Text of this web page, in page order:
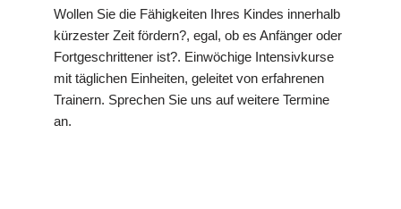
Wollen Sie die Fähigkeiten Ihres Kindes innerhalb
kürzester Zeit fördern?, egal, ob es Anfänger oder
Fortgeschrittener ist?. Einwöchige Intensivkurse
mit täglichen Einheiten, geleitet von erfahrenen
Trainern. Sprechen Sie uns auf weitere Termine
an.